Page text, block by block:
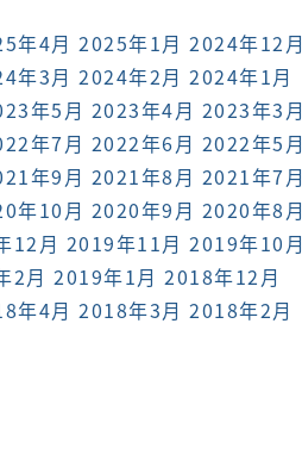
年4月 2025年1月 2024年12月
年3月 2024年2月 2024年1月
年5月 2023年4月 2023年3月
年7月 2022年6月 2022年5月
年9月 2021年8月 2021年7月
年10月 2020年9月 2020年8月
12月 2019年11月 2019年10月
2月 2019年1月 2018年12月
年4月 2018年3月 2018年2月